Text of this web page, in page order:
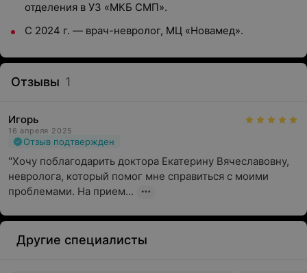
отделения в УЗ «МКБ СМП».
С 2024 г. — врач-невролог, МЦ «Новамед».
Отзывы 1
Игорь
16 апреля 2025
Отзыв подтвержден
"Хочу поблагодарить доктора Екатерину Вячеславовну,
невролога, который помог мне справиться с моими
проблемами. На прием...
Другие специалисты